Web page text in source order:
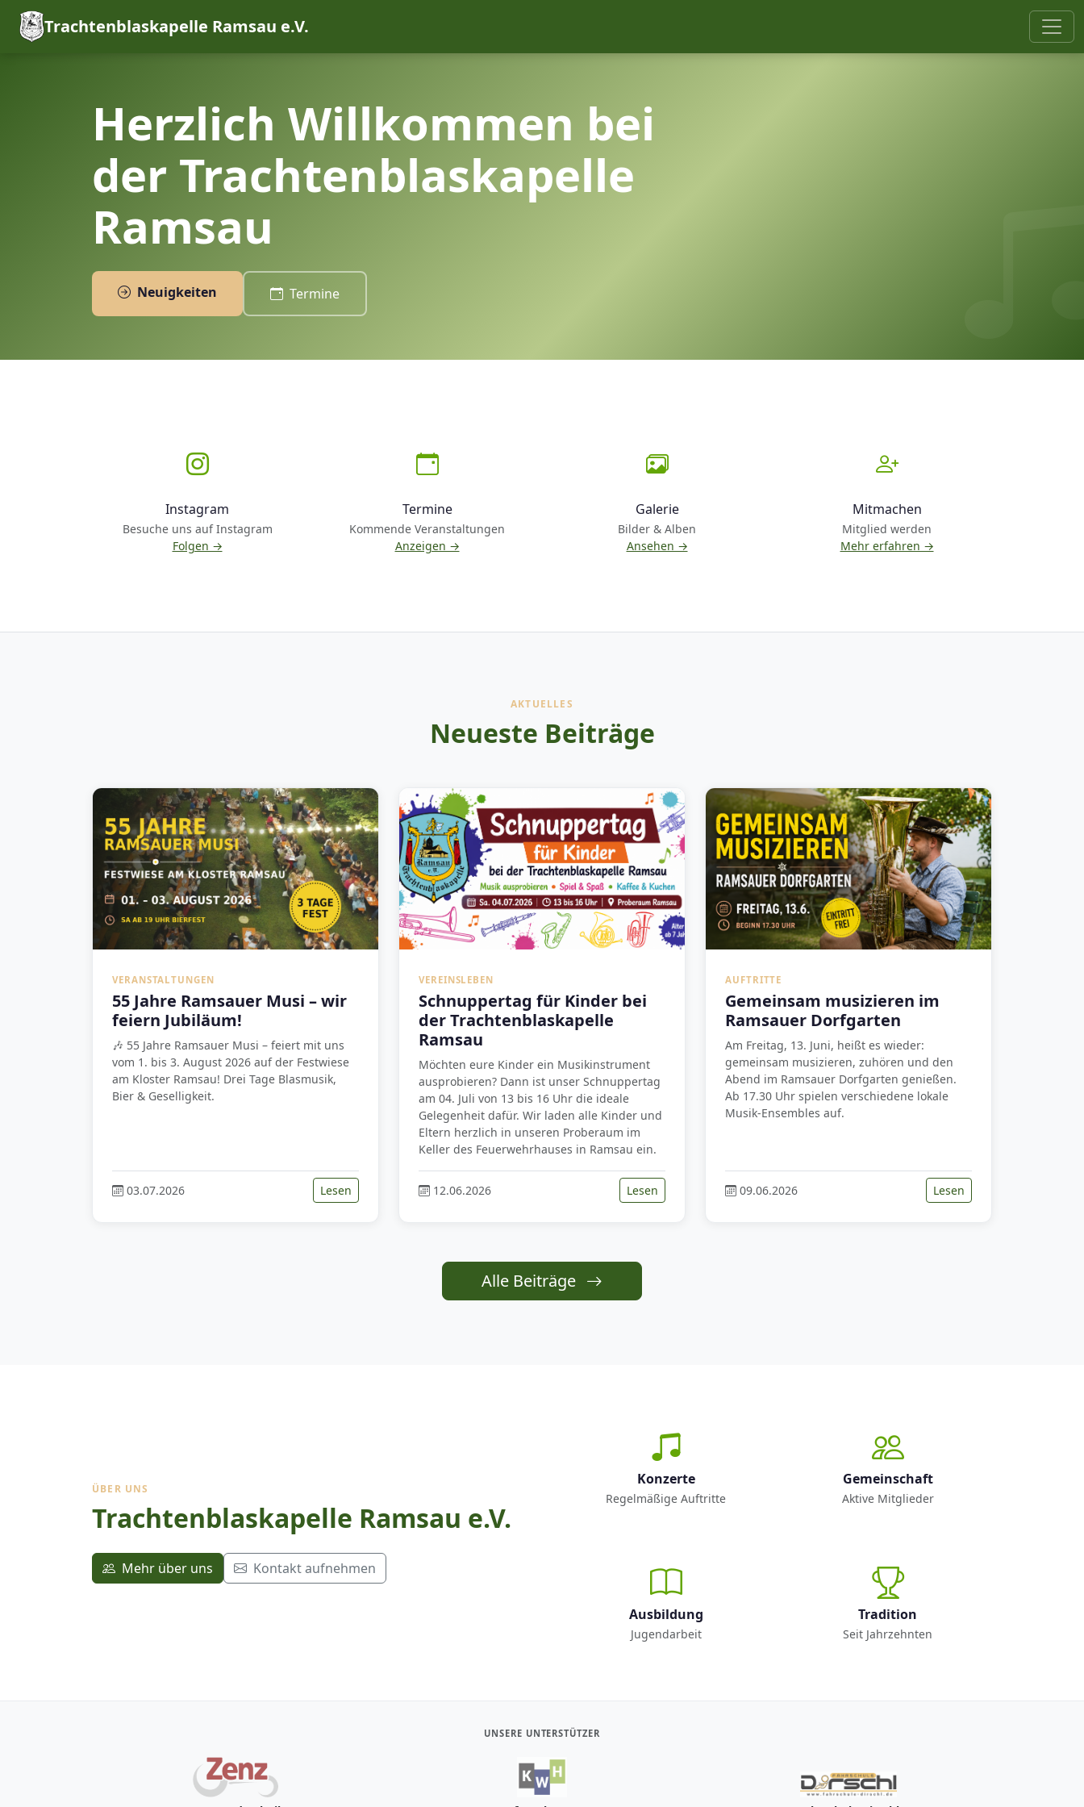
Trachtenblaskapelle Ramsau e.V.
Herzlich Willkommen bei
der Trachtenblaskapelle
Ramsau
Neuigkeiten Termine
Instagram
Besuche uns auf Instagram
Folgen →
Termine
Kommende Veranstaltungen
Anzeigen →
Galerie
Bilder & Alben
Ansehen →
Mitmachen
Mitglied werden
Mehr erfahren →
AKTUELLES
Neueste Beiträge
VERANSTALTUNGEN
55 Jahre Ramsauer Musi – wir
feiern Jubiläum!
🎶 55 Jahre Ramsauer Musi – feiert mit uns
vom 1. bis 3. August 2026 auf der Festwiese
am Kloster Ramsau! Drei Tage Blasmusik,
Bier & Geselligkeit.
03.07.2026 Lesen
VEREINSLEBEN
Schnuppertag für Kinder bei
der Trachtenblaskapelle
Ramsau
Möchten eure Kinder ein Musikinstrument
ausprobieren? Dann ist unser Schnuppertag
am 04. Juli von 13 bis 16 Uhr die ideale
Gelegenheit dafür. Wir laden alle Kinder und
Eltern herzlich in unseren Proberaum im
Keller des Feuerwehrhauses in Ramsau ein.
12.06.2026 Lesen
AUFTRITTE
Gemeinsam musizieren im
Ramsauer Dorfgarten
Am Freitag, 13. Juni, heißt es wieder:
gemeinsam musizieren, zuhören und den
Abend im Ramsauer Dorfgarten genießen.
Ab 17.30 Uhr spielen verschiedene lokale
Musik-Ensembles auf.
09.06.2026 Lesen
Alle Beiträge
ÜBER UNS
Trachtenblaskapelle Ramsau e.V.
Mehr über uns Kontakt aufnehmen
Konzerte
Regelmäßige Auftritte
Gemeinschaft
Aktive Mitglieder
Ausbildung
Jugendarbeit
Tradition
Seit Jahrzehnten
UNSERE UNTERSTÜTZER